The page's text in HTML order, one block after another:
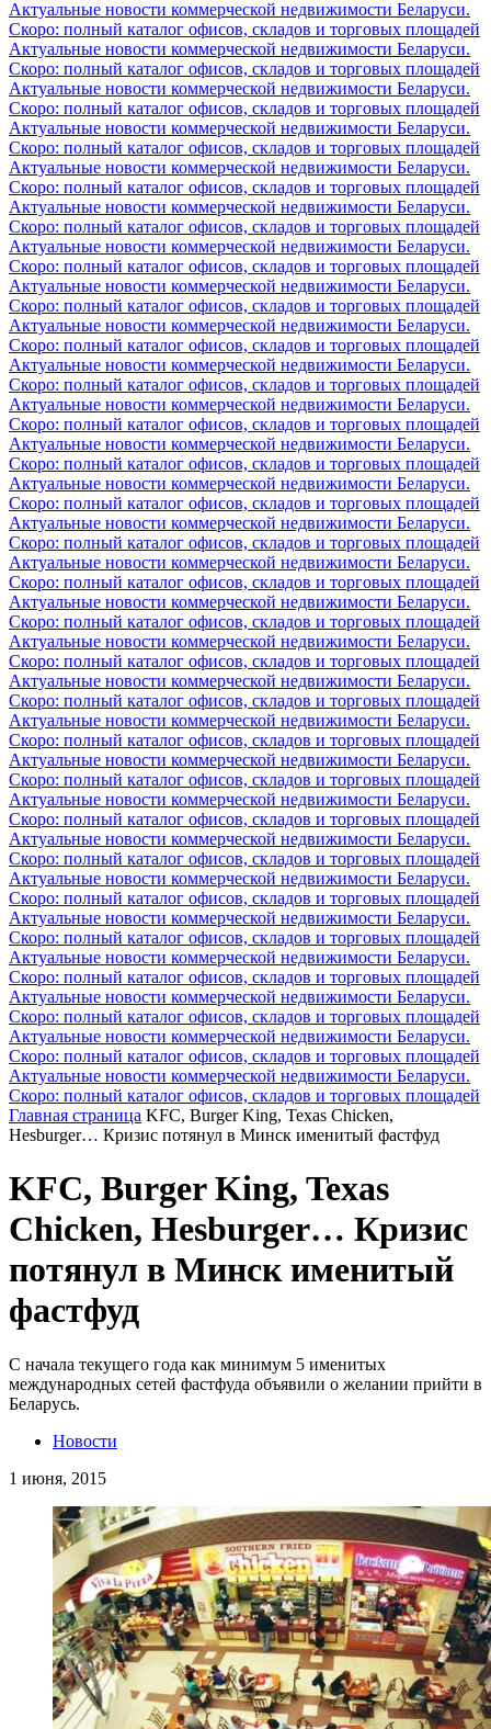
Актуальные новости коммерческой недвижимости Беларуси.
Скоро: полный каталог офисов, складов и торговых площадей
Актуальные новости коммерческой недвижимости Беларуси.
Скоро: полный каталог офисов, складов и торговых площадей
Актуальные новости коммерческой недвижимости Беларуси.
Скоро: полный каталог офисов, складов и торговых площадей
Актуальные новости коммерческой недвижимости Беларуси.
Скоро: полный каталог офисов, складов и торговых площадей
Актуальные новости коммерческой недвижимости Беларуси.
Скоро: полный каталог офисов, складов и торговых площадей
Актуальные новости коммерческой недвижимости Беларуси.
Скоро: полный каталог офисов, складов и торговых площадей
Актуальные новости коммерческой недвижимости Беларуси.
Скоро: полный каталог офисов, складов и торговых площадей
Актуальные новости коммерческой недвижимости Беларуси.
Скоро: полный каталог офисов, складов и торговых площадей
Актуальные новости коммерческой недвижимости Беларуси.
Скоро: полный каталог офисов, складов и торговых площадей
Актуальные новости коммерческой недвижимости Беларуси.
Скоро: полный каталог офисов, складов и торговых площадей
Актуальные новости коммерческой недвижимости Беларуси.
Скоро: полный каталог офисов, складов и торговых площадей
Актуальные новости коммерческой недвижимости Беларуси.
Скоро: полный каталог офисов, складов и торговых площадей
Актуальные новости коммерческой недвижимости Беларуси.
Скоро: полный каталог офисов, складов и торговых площадей
Актуальные новости коммерческой недвижимости Беларуси.
Скоро: полный каталог офисов, складов и торговых площадей
Актуальные новости коммерческой недвижимости Беларуси.
Скоро: полный каталог офисов, складов и торговых площадей
Актуальные новости коммерческой недвижимости Беларуси.
Скоро: полный каталог офисов, складов и торговых площадей
Актуальные новости коммерческой недвижимости Беларуси.
Скоро: полный каталог офисов, складов и торговых площадей
Актуальные новости коммерческой недвижимости Беларуси.
Скоро: полный каталог офисов, складов и торговых площадей
Актуальные новости коммерческой недвижимости Беларуси.
Скоро: полный каталог офисов, складов и торговых площадей
Актуальные новости коммерческой недвижимости Беларуси.
Скоро: полный каталог офисов, складов и торговых площадей
Актуальные новости коммерческой недвижимости Беларуси.
Скоро: полный каталог офисов, складов и торговых площадей
Актуальные новости коммерческой недвижимости Беларуси.
Скоро: полный каталог офисов, складов и торговых площадей
Актуальные новости коммерческой недвижимости Беларуси.
Скоро: полный каталог офисов, складов и торговых площадей
Актуальные новости коммерческой недвижимости Беларуси.
Скоро: полный каталог офисов, складов и торговых площадей
Актуальные новости коммерческой недвижимости Беларуси.
Скоро: полный каталог офисов, складов и торговых площадей
Актуальные новости коммерческой недвижимости Беларуси.
Скоро: полный каталог офисов, складов и торговых площадей
Актуальные новости коммерческой недвижимости Беларуси.
Скоро: полный каталог офисов, складов и торговых площадей
Актуальные новости коммерческой недвижимости Беларуси.
Скоро: полный каталог офисов, складов и торговых площадей
Главная страница KFC, Burger King, Texas Chicken,
Hesburger… Кризис потянул в Минск именитый фастфуд
KFC, Burger King, Texas
Chicken, Hesburger… Кризис
потянул в Минск именитый
фастфуд
С начала текущего года как минимум 5 именитых
международных сетей фастфуда объявили о желании прийти в
Беларусь.
Новости
1 июня, 2015